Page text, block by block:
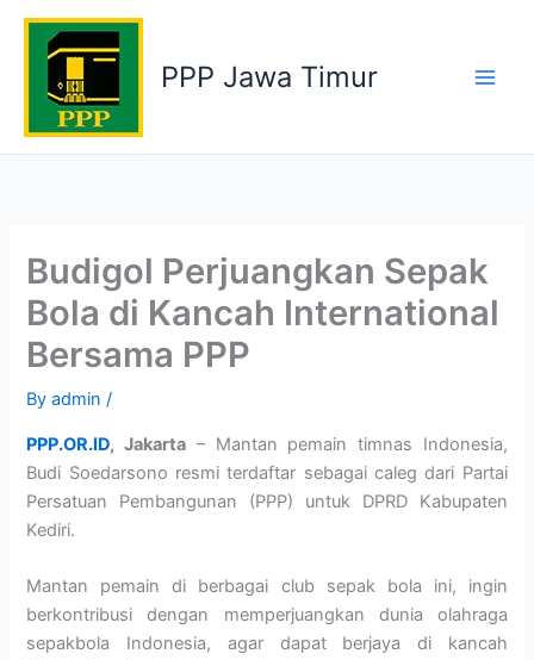
Skip
content
PPP Jawa Timur
Budigol Perjuangkan Sepak
Bola di Kancah International
Bersama PPP
Byadmin/
PPP.OR.ID, Jakarta – Mantan pemain timnas Indonesia,
Budi Soedarsono resmi terdaftar sebagai caleg dari Partai
Persatuan Pembangunan (PPP) untuk DPRD Kabupaten
Kediri.
Mantan pemain di berbagai club sepak bola ini, ingin
berkontribusi dengan memperjuangkan dunia olahraga
sepakbola Indonesia, agar dapat berjaya di kancah